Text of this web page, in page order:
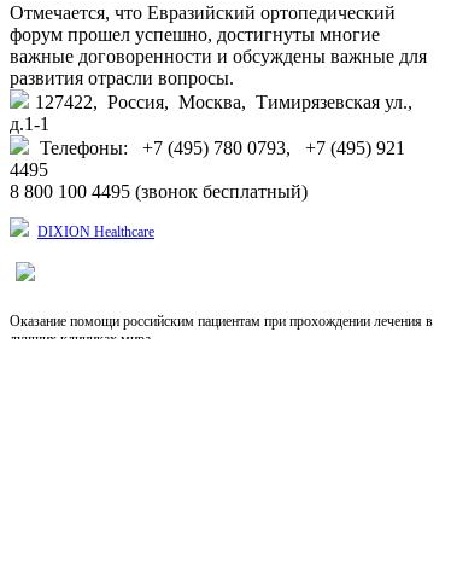
Отмечается, что Евразийский ортопедический
форум прошел успешно, достигнуты многие
важные договоренности и обсуждены важные для
развития отрасли вопросы.
127422, Россия, Москва, Тимирязевская ул.,
д.1-1
Телефоны: +7 (495) 780 0793, +7 (495) 921
4495
8 800 100 4495 (звонок бесплатный)
DIXION Healthcare
Оказание помощи российским пациентам при прохождении лечения в
лучших клиниках мира.